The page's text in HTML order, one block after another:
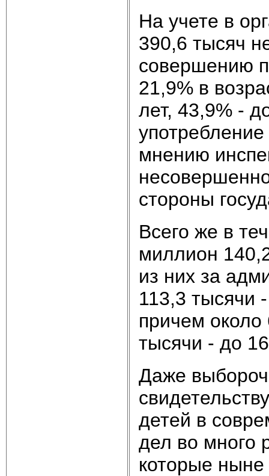
На учете в
390,6 тысяч
совершению
21,9% в
лет, 43,9% -
мнению
стороны
Всего же в
миллион
из них за
113,3 тысячи
причем около
тысячи - до
Даже
детей в
дел во много
которые ныне